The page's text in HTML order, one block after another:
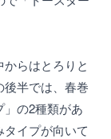
らはとろりと
後半では、春巻
の2種類があ
イプが向いて